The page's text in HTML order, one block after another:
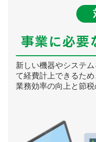
事業に必要
新しい機器やシステ
て経費計上できるため
業務効率の向上と節税